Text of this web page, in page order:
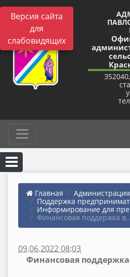
Версия сайта
для
слабовидящих
Главная
Администрация
Поддержка
Информирование для
Финансовая поддержка
09.06.2022 08:03
Финансовая